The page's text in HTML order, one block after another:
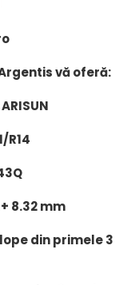
vă oferă:
R14
8.32 mm
din primele 3